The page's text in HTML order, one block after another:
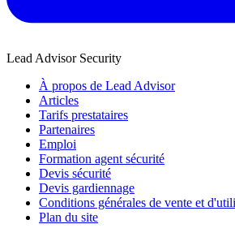
Lead Advisor Security
À propos de Lead Advisor
Articles
Tarifs prestataires
Partenaires
Emploi
Formation agent sécurité
Devis sécurité
Devis gardiennage
Conditions générales de vente et
Plan du site